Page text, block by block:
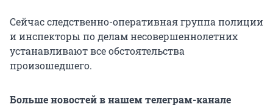
Сейчас следственно-оперативная группа полиции
и инспекторы по делам несовершеннолетних
устанавливают все обстоятельства
произошедшего.
Больше новостей в нашем телеграм-канале